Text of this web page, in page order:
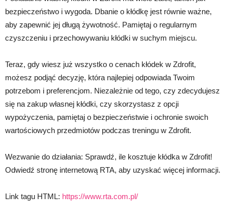
bezpieczeństwo i wygoda. Dbanie o kłódkę jest równie ważne,
aby zapewnić jej długą żywotność. Pamiętaj o regularnym
czyszczeniu i przechowywaniu kłódki w suchym miejscu.
Teraz, gdy wiesz już wszystko o cenach kłódek w Zdrofit,
możesz podjąć decyzję, która najlepiej odpowiada Twoim
potrzebom i preferencjom. Niezależnie od tego, czy zdecydujesz
się na zakup własnej kłódki, czy skorzystasz z opcji
wypożyczenia, pamiętaj o bezpieczeństwie i ochronie swoich
wartościowych przedmiotów podczas treningu w Zdrofit.
Wezwanie do działania: Sprawdź, ile kosztuje kłódka w Zdrofit!
Odwiedź stronę internetową RTA, aby uzyskać więcej informacji.
Link tagu HTML: https://www.rta.com.pl/